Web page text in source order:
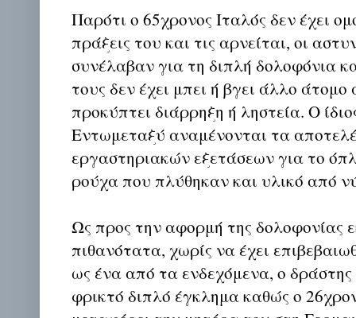
Παρότι ο 65χρονος Ιταλός δεν έχει
πράξεις του και τις αρνείται, οι
συνέλαβαν για τη διπλή δολοφόνια
τους δεν έχει μπει ή βγει άλλο
προκύπτει διάρρηξη ή ληστεία. Ο
Εντωμεταξύ αναμένονται τα
εργαστηριακών εξετάσεων για το
ρούχα που πλύθηκαν και υλικό από
Ως προς την αφορμή της δολοφονίας
πιθανότατα, χωρίς να έχει
ως ένα από τα ενδεχόμενα, ο
φρικτό διπλό έγκλημα καθώς ο